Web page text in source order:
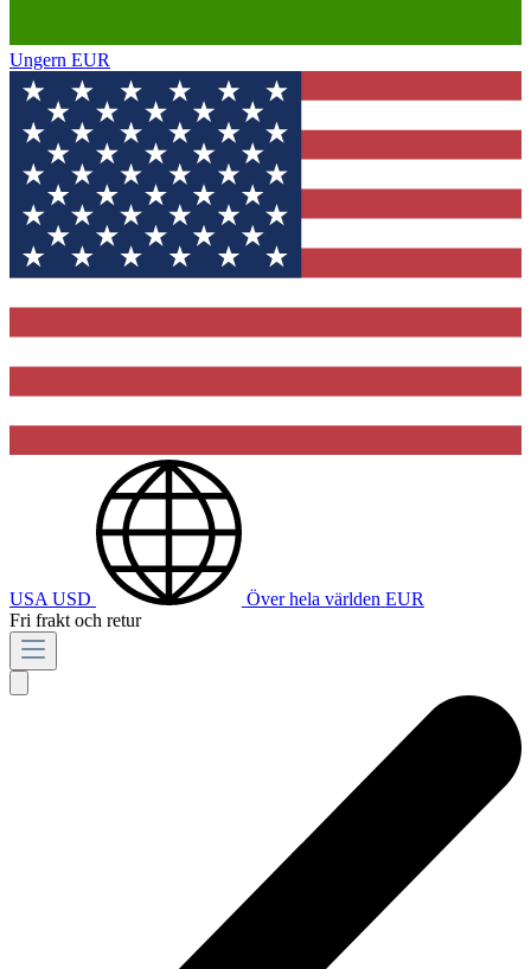
Ungern EUR
USA USD Över hela världen EUR
Fri frakt och retur